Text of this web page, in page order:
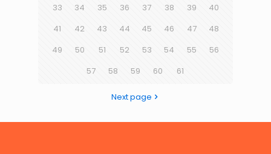
33
34 35 36 37 38 39
40
41
42 43 44 45 46 47
48
49
50 51 52 53 54 55
56
57
58 59 60 61
Next page